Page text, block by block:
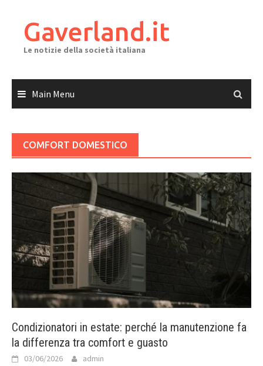
contentGaverland.it
Le notizie della società italiana
Main Menu
COMFORT DOMESTICO
Condizionatori in estate: perché la manutenzione fa
la differenza tra comfort e guasto
03/06/2026 admin